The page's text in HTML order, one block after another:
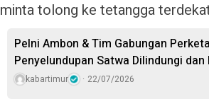
minta tolong ke tetangga
Pelni Ambon & Tim Gabungan
Penyelundupan Satwa Dilindungi
kabartimur 22/07/2026